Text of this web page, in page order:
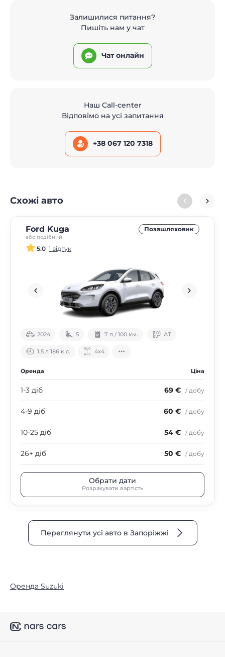
Залишилися питання?
Пишіть нам у чат
Чат онлайн
Наш Call-center
Відповімо на усі запитання
+38 067 120 7318
Схожі авто
Ford Kuga
або подібний
Позашляховик
5.0 1 відгук
2024 5 7 л / 100 км. АТ
1.5 л 186 к.с. 4х4
Оренда Ціна
1-3 діб 69 € / добу
4-9 діб 60 € / добу
10-25 діб 54 € / добу
26+ діб 50 € / добу
Обрати дати
Розрахувати вартість
Переглянути усі авто в Запоріжжі
Оренда Suzuki